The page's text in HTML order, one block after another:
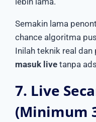
Semakin lama
chance algoritma
Inilah teknik real dan
masuk live tanpa
7. Live
(Minimum